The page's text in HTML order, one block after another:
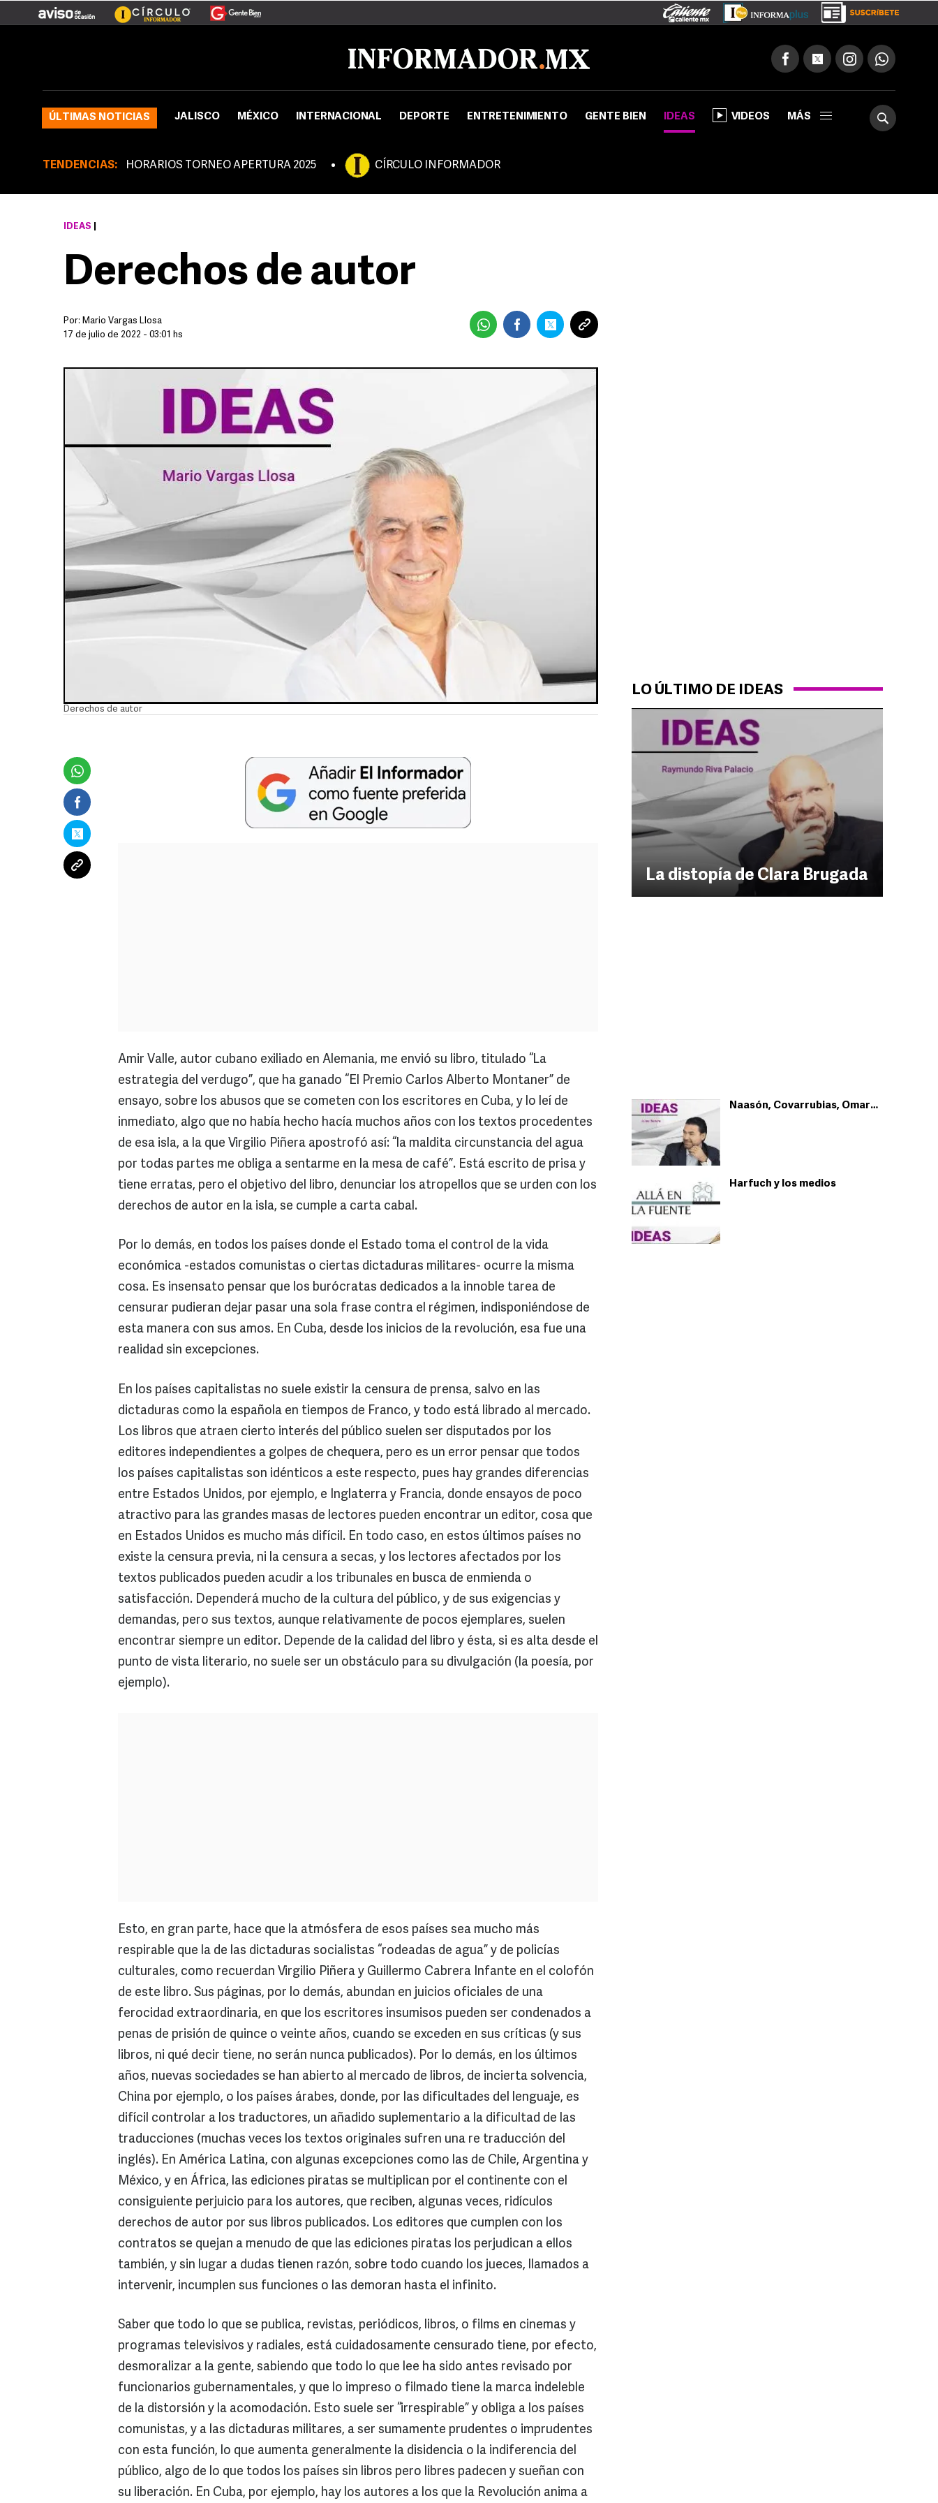
ÚLTIMAS NOTICIAS JALISCO MÉXICO INTERNACIONAL DEPORTE ENTRETENIMIENTO GENTE BIEN IDEAS VIDEOS MÁS
TENDENCIAS: HORARIOS TORNEO APERTURA 2025 CÍRCULO INFORMADOR
LO ÚLTIMO DE IDEAS
La distopía de Clara Brugada
Naasón, Covarrubias, Omar…
Harfuch y los medios
IDEAS
Derechos de autor
Por: Mario Vargas Llosa
17 de julio de 2022 - 03:01 hs
Derechos de autor
Amir Valle, autor cubano exiliado en Alemania, me envió su libro, titulado “La
estrategia del verdugo”, que ha ganado “El Premio Carlos Alberto Montaner” de
ensayo, sobre los abusos que se cometen con los escritores en Cuba, y lo leí de
inmediato, algo que no había hecho hacía muchos años con los textos procedentes
de esa isla, a la que Virgilio Piñera apostrofó así: “la maldita circunstancia del agua
por todas partes me obliga a sentarme en la mesa de café”. Está escrito de prisa y
tiene erratas, pero el objetivo del libro, denunciar los atropellos que se urden con los
derechos de autor en la isla, se cumple a carta cabal.
Por lo demás, en todos los países donde el Estado toma el control de la vida
económica -estados comunistas o ciertas dictaduras militares- ocurre la misma
cosa. Es insensato pensar que los burócratas dedicados a la innoble tarea de
censurar pudieran dejar pasar una sola frase contra el régimen, indisponiéndose de
esta manera con sus amos. En Cuba, desde los inicios de la revolución, esa fue una
realidad sin excepciones.
En los países capitalistas no suele existir la censura de prensa, salvo en las
dictaduras como la española en tiempos de Franco, y todo está librado al mercado.
Los libros que atraen cierto interés del público suelen ser disputados por los
editores independientes a golpes de chequera, pero es un error pensar que todos
los países capitalistas son idénticos a este respecto, pues hay grandes diferencias
entre Estados Unidos, por ejemplo, e Inglaterra y Francia, donde ensayos de poco
atractivo para las grandes masas de lectores pueden encontrar un editor, cosa que
en Estados Unidos es mucho más difícil. En todo caso, en estos últimos países no
existe la censura previa, ni la censura a secas, y los lectores afectados por los
textos publicados pueden acudir a los tribunales en busca de enmienda o
satisfacción. Dependerá mucho de la cultura del público, y de sus exigencias y
demandas, pero sus textos, aunque relativamente de pocos ejemplares, suelen
encontrar siempre un editor. Depende de la calidad del libro y ésta, si es alta desde el
punto de vista literario, no suele ser un obstáculo para su divulgación (la poesía, por
ejemplo).
Esto, en gran parte, hace que la atmósfera de esos países sea mucho más
respirable que la de las dictaduras socialistas “rodeadas de agua” y de policías
culturales, como recuerdan Virgilio Piñera y Guillermo Cabrera Infante en el colofón
de este libro. Sus páginas, por lo demás, abundan en juicios oficiales de una
ferocidad extraordinaria, en que los escritores insumisos pueden ser condenados a
penas de prisión de quince o veinte años, cuando se exceden en sus críticas (y sus
libros, ni qué decir tiene, no serán nunca publicados). Por lo demás, en los últimos
años, nuevas sociedades se han abierto al mercado de libros, de incierta solvencia,
China por ejemplo, o los países árabes, donde, por las dificultades del lenguaje, es
difícil controlar a los traductores, un añadido suplementario a la dificultad de las
traducciones (muchas veces los textos originales sufren una re traducción del
inglés). En América Latina, con algunas excepciones como las de Chile, Argentina y
México, y en África, las ediciones piratas se multiplican por el continente con el
consiguiente perjuicio para los autores, que reciben, algunas veces, ridículos
derechos de autor por sus libros publicados. Los editores que cumplen con los
contratos se quejan a menudo de que las ediciones piratas los perjudican a ellos
también, y sin lugar a dudas tienen razón, sobre todo cuando los jueces, llamados a
intervenir, incumplen sus funciones o las demoran hasta el infinito.
Saber que todo lo que se publica, revistas, periódicos, libros, o films en cinemas y
programas televisivos y radiales, está cuidadosamente censurado tiene, por efecto,
desmoralizar a la gente, sabiendo que todo lo que lee ha sido antes revisado por
funcionarios gubernamentales, y que lo impreso o filmado tiene la marca indeleble
de la distorsión y la acomodación. Esto suele ser “irrespirable” y obliga a los países
comunistas, y a las dictaduras militares, a ser sumamente prudentes o imprudentes
con esta función, lo que aumenta generalmente la disidencia o la indiferencia del
público, algo de lo que todos los países sin libros pero libres padecen y sueñan con
su liberación. En Cuba, por ejemplo, hay los autores a los que la Revolución anima a